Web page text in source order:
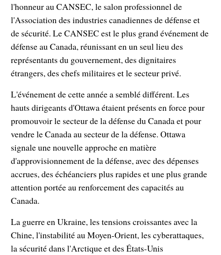
l'honneur au CANSEC, le salon professionnel de
l'Association des industries canadiennes de défense et
de sécurité. Le CANSEC est le plus grand événement de
défense au Canada, réunissant en un seul lieu des
représentants du gouvernement, des dignitaires
étrangers, des chefs militaires et le secteur privé.
L'événement de cette année a semblé différent. Les
hauts dirigeants d'Ottawa étaient présents en force pour
promouvoir le secteur de la défense du Canada et pour
vendre le Canada au secteur de la défense. Ottawa
signale une nouvelle approche en matière
d'approvisionnement de la défense, avec des dépenses
accrues, des échéanciers plus rapides et une plus grande
attention portée au renforcement des capacités au
Canada.
La guerre en Ukraine, les tensions croissantes avec la
Chine, l'instabilité au Moyen-Orient, les cyberattaques,
la sécurité dans l'Arctique et des États-Unis